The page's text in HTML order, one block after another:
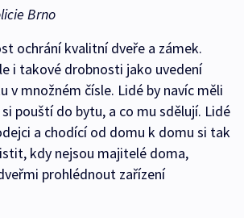
Brno
ochrání kvalitní dveře a zámek.
i takové drobnosti jako uvedení
v množném čísle. Lidé by navíc měli
pouští do bytu, a co mu sdělují. Lidé
a chodící od domu k domu si tak
kdy nejsou majitelé doma,
prohlédnout zařízení